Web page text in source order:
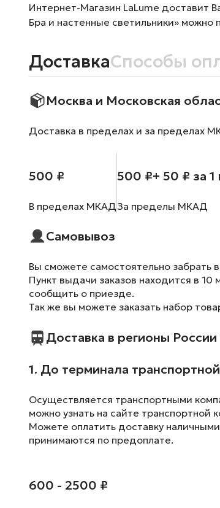
Интернет-Магазин LaLume доставит
Бра и настенные светильники» можно
ДоставкаСпособы
Москва и Московская
Доставка в пределах и за пределах
500 ₽
В пределах МКАД
500 ₽+ 50 ₽ за
За пределы МКАД
Самовывоз
Вы сможете самостоятельно забрать
Пункт выдачи заказов находится в
сообщить о приезде.
Так же вы можете заказать набор
Доставка в регионы России
1. До терминала
Осуществляется транспортными
можно узнать на сайте транспортной
Можете оплатить доставку
принимаются по предоплате.
600 - 2500 ₽